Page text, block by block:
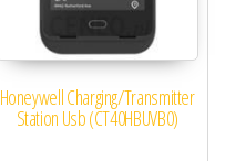
Honeywell Charging/Transmitter
Station Usb (CT40HBUVB0)